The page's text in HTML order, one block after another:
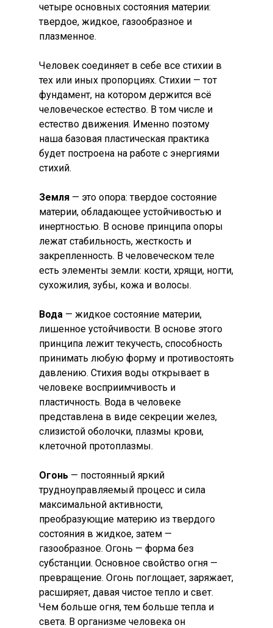
четыре основных состояния материи:
твердое, жидкое, газообразное и
плазменное.
Человек соединяет в себе все стихии в
тех или иных пропорциях. Стихии — тот
фундамент, на котором держится всё
человеческое естество. В том числе и
естество движения. Именно поэтому
наша базовая пластическая практика
будет построена на работе с энергиями
стихий.
Земля — это опора: твердое состояние
материи, обладающее устойчивостью и
инертностью. В основе принципа опоры
лежат стабильность, жесткость и
закрепленность. В человеческом теле
есть элементы земли: кости, хрящи, ногти,
сухожилия, зубы, кожа и волосы.
Вода — жидкое состояние материи,
лишенное устойчивости. В основе этого
принципа лежит текучесть, способность
принимать любую форму и противостоять
давлению. Стихия воды открывает в
человеке восприимчивость и
пластичность. Вода в человеке
представлена в виде секреции желез,
слизистой оболочки, плазмы крови,
клеточной протоплазмы.
Огонь — постоянный яркий
трудноуправляемый процесс и сила
максимальной активности,
преобразующие материю из твердого
состояния в жидкое, затем —
газообразное. Огонь — форма без
субстанции. Основное свойство огня —
превращение. Огонь поглощает, заряжает,
расширяет, давая чистое тепло и свет.
Чем больше огня, тем больше тепла и
света. В организме человека он